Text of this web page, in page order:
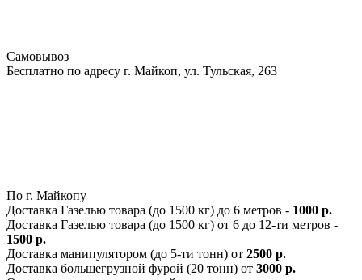
Самовывоз
Бесплатно по адресу г. Майкоп, ул. Тульская, 263
По г. Майкопу
Доставка Газелью товара (до 1500 кг) до 6 метров - 1000 р.
Доставка Газелью товара (до 1500 кг) от 6 до 12-ти метров -
1500 р.
Доставка манипулятором (до 5-ти тонн) от 2500 р.
Доставка большегрузной фурой (20 тонн) от 3000 р.